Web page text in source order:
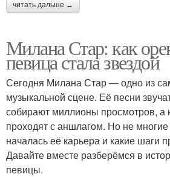
читать дальше →
Милана Стар: как
певица стала звездой
Сегодня Милана Стар — одно из
музыкальной сцене. Её песни
собирают миллионы просмотров, а
проходят с аншлагом. Но не многие
началась её карьера и какие шаги
Давайте вместе разберёмся в
певицы.